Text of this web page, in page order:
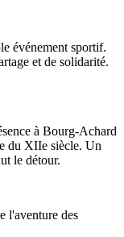
événement sportif.
et de solidarité.
à Bourg-Achard
du XIIe siècle. Un
le détour.
l'aventure des